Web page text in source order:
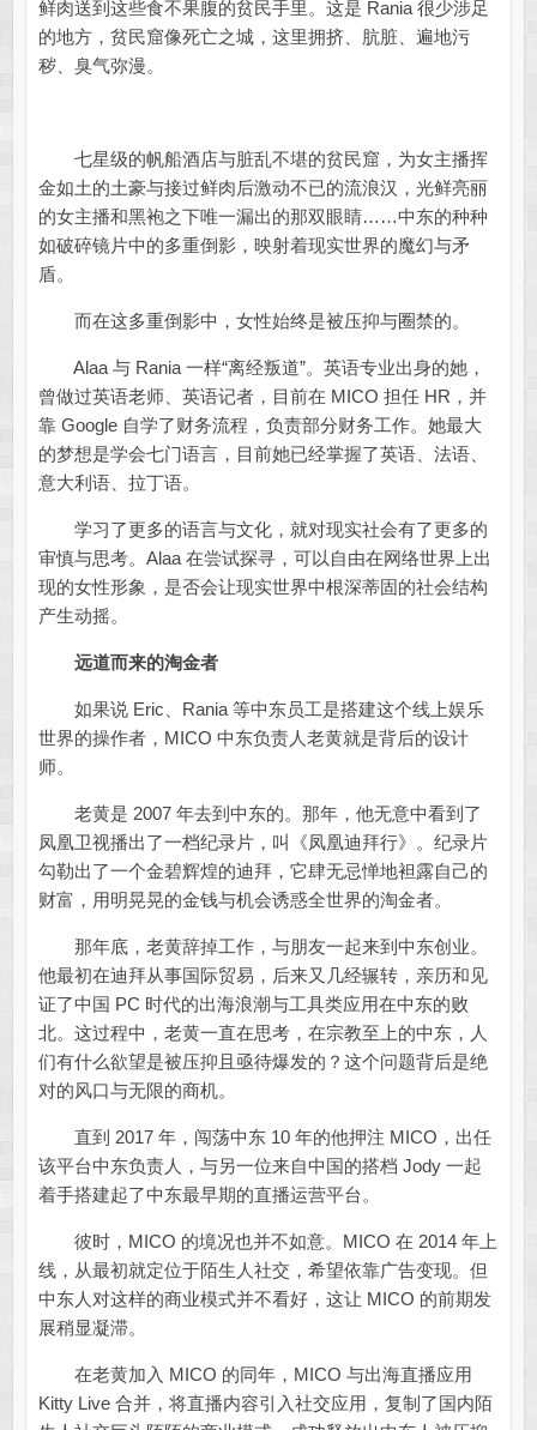
鲜肉送到这些食不果腹的贫民手里。这是 Rania 很少涉足
的地方，贫民窟像死亡之城，这里拥挤、肮脏、遍地污
秽、臭气弥漫。
七星级的帆船酒店与脏乱不堪的贫民窟，为女主播挥
金如土的土豪与接过鲜肉后激动不已的流浪汉，光鲜亮丽
的女主播和黑袍之下唯一漏出的那双眼睛……中东的种种
如破碎镜片中的多重倒影，映射着现实世界的魔幻与矛
盾。
而在这多重倒影中，女性始终是被压抑与圈禁的。
Alaa 与 Rania 一样“离经叛道”。英语专业出身的她，
曾做过英语老师、英语记者，目前在 MICO 担任 HR，并
靠 Google 自学了财务流程，负责部分财务工作。她最大
的梦想是学会七门语言，目前她已经掌握了英语、法语、
意大利语、拉丁语。
学习了更多的语言与文化，就对现实社会有了更多的
审慎与思考。Alaa 在尝试探寻，可以自由在网络世界上出
现的女性形象，是否会让现实世界中根深蒂固的社会结构
产生动摇。
远道而来的淘金者
如果说 Eric、Rania 等中东员工是搭建这个线上娱乐
世界的操作者，MICO 中东负责人老黄就是背后的设计
师。
老黄是 2007 年去到中东的。那年，他无意中看到了
凤凰卫视播出了一档纪录片，叫《凤凰迪拜行》。纪录片
勾勒出了一个金碧辉煌的迪拜，它肆无忌惮地袒露自己的
财富，用明晃晃的金钱与机会诱惑全世界的淘金者。
那年底，老黄辞掉工作，与朋友一起来到中东创业。
他最初在迪拜从事国际贸易，后来又几经辗转，亲历和见
证了中国 PC 时代的出海浪潮与工具类应用在中东的败
北。这过程中，老黄一直在思考，在宗教至上的中东，人
们有什么欲望是被压抑且亟待爆发的？这个问题背后是绝
对的风口与无限的商机。
直到 2017 年，闯荡中东 10 年的他押注 MICO，出任
该平台中东负责人，与另一位来自中国的搭档 Jody 一起
着手搭建起了中东最早期的直播运营平台。
彼时，MICO 的境况也并不如意。MICO 在 2014 年上
线，从最初就定位于陌生人社交，希望依靠广告变现。但
中东人对这样的商业模式并不看好，这让 MICO 的前期发
展稍显凝滞。
在老黄加入 MICO 的同年，MICO 与出海直播应用
Kitty Live 合并，将直播内容引入社交应用，复制了国内陌